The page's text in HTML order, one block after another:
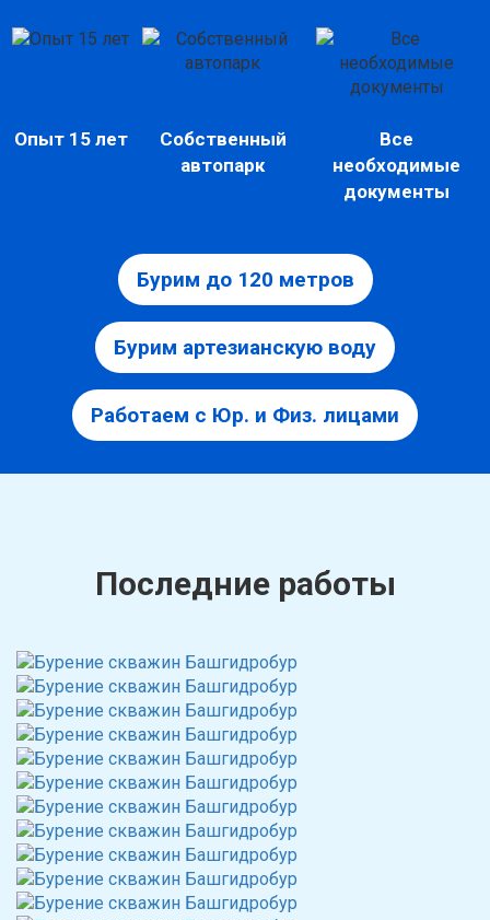
Опыт 15 лет
Собственный
автопарк
Все
необходимые
документы
Бурим до 120 метров
Бурим артезианскую воду
Работаем с Юр. и Физ. лицами
Последние работы